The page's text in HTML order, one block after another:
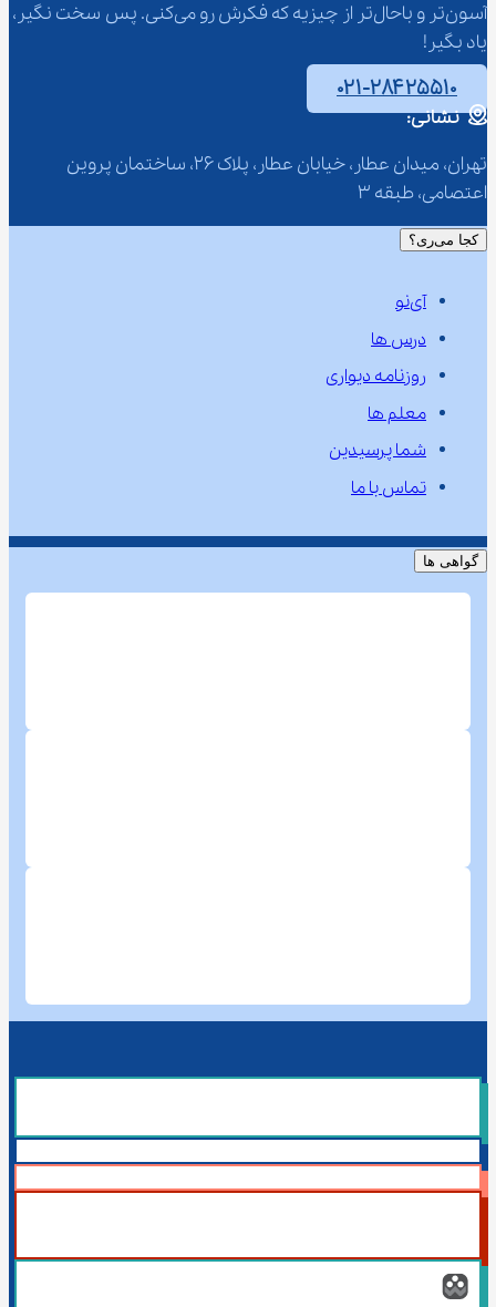
آسون‌تر و باحال‌تر از چیزیه که فکرش رو می‌کنی. پس سخت نگیر،
یاد بگیر!
۰۲۱-۲۸۴۲۵۵۱۰
نشانی:
تهران، میدان عطار، خیابان عطار، پلاک 26، ساختمان پروین
اعتصامی، طبقه 3
کجا می‌ری؟
آی‌نو
درس ها
روزنامه دیواری
معلم ها
شما پرسیدین
تماس با ما
گواهی ها